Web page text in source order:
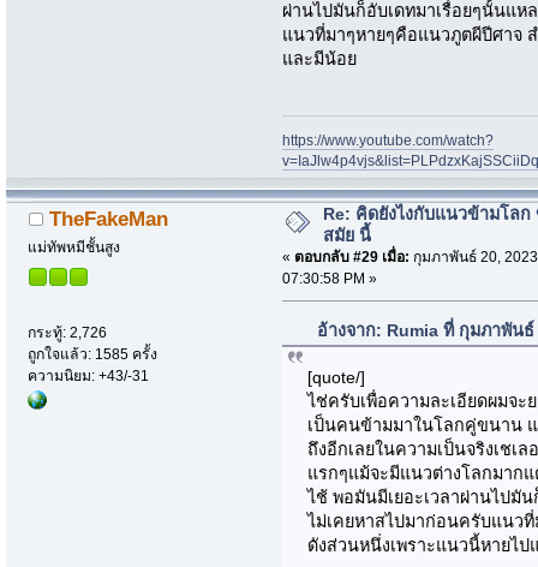
ผ่านไปมันก็อับเดทมาเรื่อยๆนั้นแ
แนวที่มาๆหายๆคือแนวภูตผีปีศาจ
และมีน้อย
https://www.youtube.com/watch?
TheFakeMan
แม่ทัพหมีชั้นสูง
กระทู้: 2,726
ถูกใจแล้ว: 1585 ครั้ง
ความนิยม: +43/-31
Re: คิดยังไงกับแนวข้ามโลก
สมัย นี้
« ตอบกลับ #29 เมื่อ: กุมภาพันธ์ 20,
07:30:58 PM »
อ้างจาก: Rumia ที่ กุมภาพันธ์
[quote/]
ไช่ครับเพื่อความละเอียดผมจะ
เป็นคนข้ามมาในโลกคู่ขนาน
ถึงอีกเลยในความเป็นจริงเชเ
แรกๆแม้จะมีแนวต่างโลกมาก
ไช้ พอมันมีเยอะเวลาผ่านไปมั
ไม่เคยหาสไปมาก่อนครับแนว
ดังส่วนหนึ่งเพราะแนวนี้หายไป